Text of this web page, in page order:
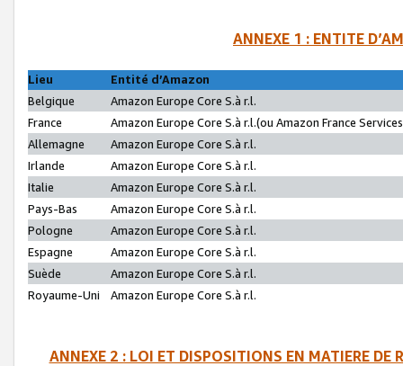
ANNEXE 1 : ENTITE
Lieu
Entité d’Amazon
Belgique
Amazon Europe Core S.à r.l.
France
Amazon Europe Core S.à r.l.(ou Amazon France
Allemagne
Amazon Europe Core S.à r.l.
Irlande
Amazon Europe Core S.à r.l.
Italie
Amazon Europe Core S.à r.l.
Pays-Bas
Amazon Europe Core S.à r.l.
Pologne
Amazon Europe Core S.à r.l.
Espagne
Amazon Europe Core S.à r.l.
Suède
Amazon Europe Core S.à r.l.
Royaume-Uni
Amazon Europe Core S.à r.l.
ANNEXE 2 : LOI ET DISPOSITIONS EN MATIERE DE